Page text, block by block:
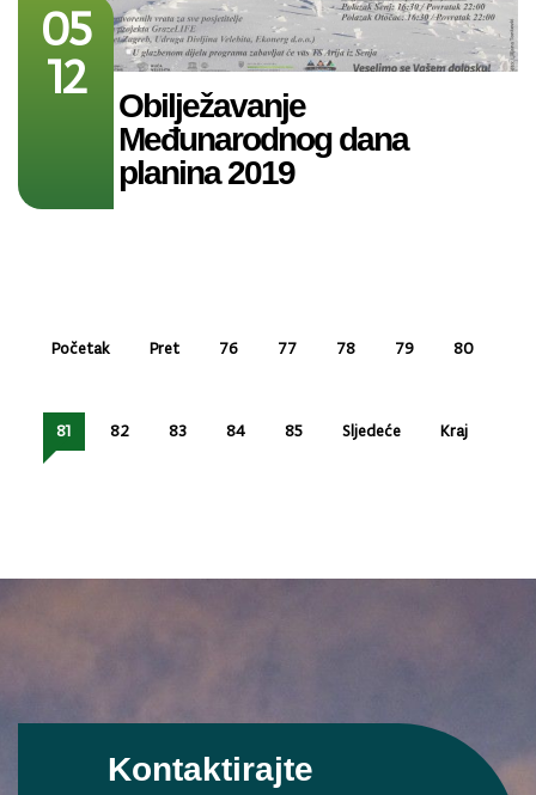
05
12
Obilježavanje
Međunarodnog dana
planina 2019
Početak Pret 76 77 78 79 80
81 82 83 84 85 Sljedeće Kraj
Kontaktirajte